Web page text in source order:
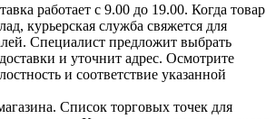
работает с 9.00 до 19.00. Когда товар
курьерская служба свяжется для
Специалист предложит выбрать
и уточнит адрес. Осмотрите
и соответствие указанной
Список торговых точек для